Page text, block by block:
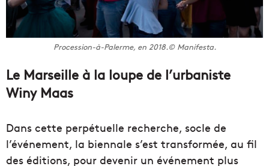
Procession-à-Palerme, en 2018.© Manifesta.
Le Marseille à la loupe de l’urbaniste
Winy Maas
Dans cette perpétuelle recherche, socle de
l’événement, la biennale s’est transformée, au fil
des éditions, pour devenir un événement plus